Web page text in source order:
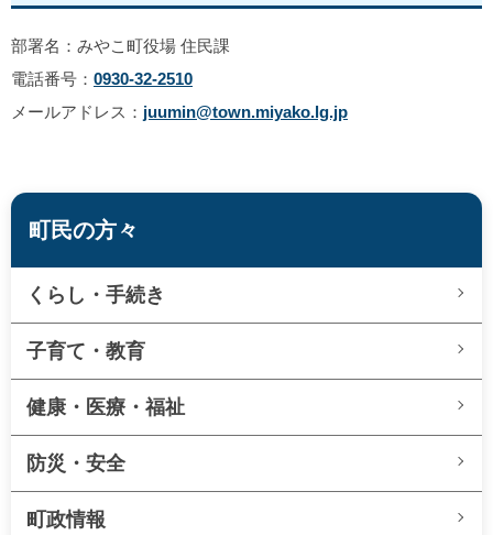
部署名：みやこ町役場 住民課
電話番号： 0930-32-2510
メールアドレス： juumin@town.miyako.lg.jp
町民の方々
くらし・手続き
子育て・教育
健康・医療・福祉
防災・安全
町政情報